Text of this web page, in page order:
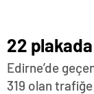
22 plakada
Edirne’de
319 olan trafiğe